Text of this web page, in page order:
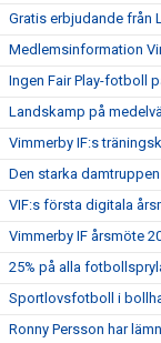
Gratis erbjudande från
Medlemsinformation
Ingen Fair Play-fotboll
Landskamp på
Vimmerby IF:s
Den starka
VIF:s första digitala
Vimmerby IF årsmöte
25% på alla
Sportlovsfotboll i
Ronny Persson har